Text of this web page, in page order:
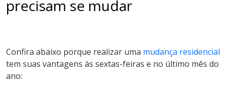
precisam se mudar
Confira abaixo porque realizar uma mudança residencial
tem suas vantagens às sextas-feiras e no último mês do
ano: